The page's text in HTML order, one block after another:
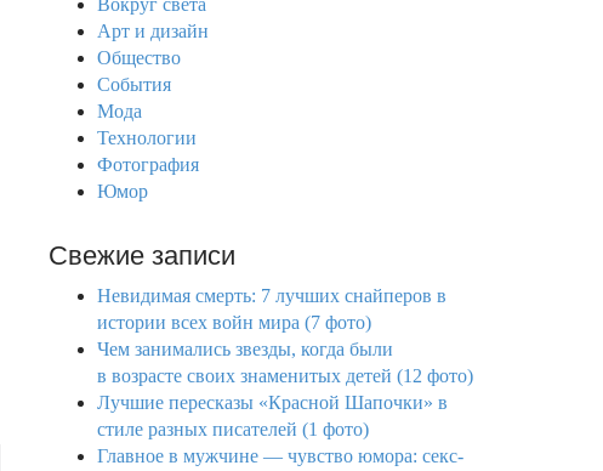
Вокруг света
Арт и дизайн
Общество
События
Мода
Технологии
Фотография
Юмор
Свежие записи
Невидимая смерть: 7 лучших снайперов в
истории всех войн мира (7 фото)
Чем занимались звезды, когда были
в возрасте своих знаменитых детей (12 фото)
Лучшие пересказы «Красной Шапочки» в
стиле разных писателей (1 фото)
Главное в мужчине — чувство юмора: секс-